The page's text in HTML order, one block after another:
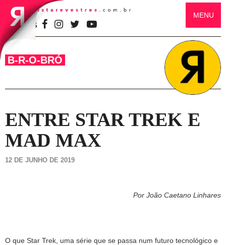
SIGA-NOS
MENU
B-R-O-BRÓ
ENTRE STAR TREK E
MAD MAX
12 DE JUNHO DE 2019
Por João Caetano Linhares
O que Star Trek, uma série que se passa num futuro tecnológico e